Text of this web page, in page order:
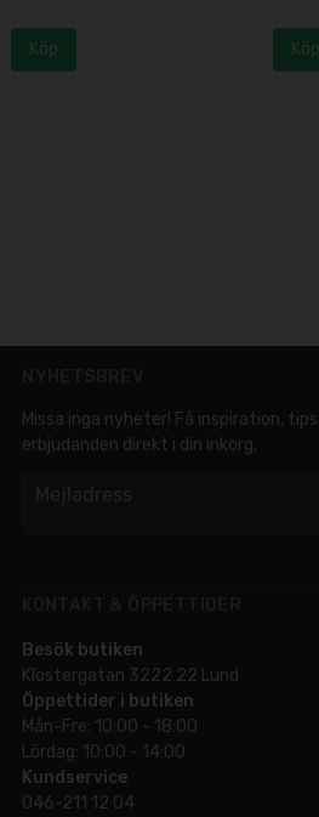
Köp Köp
Missa inga nyheter! Få inspiration,
erbjudanden direkt i din inkorg.
Besök butiken
Klostergatan 3222 22 Lund
Öppettider i butiken
Mån-Fre: 10:00 - 18:00
Lördag: 10:00 - 14:00
Kundservice
046-211 12 04